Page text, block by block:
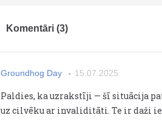
Komentāri (3)
Groundhog Day 15.07.2025
Paldies, ka uzrakstīji — šī situācija
uz cilvēku ar invaliditāti. Te ir daži